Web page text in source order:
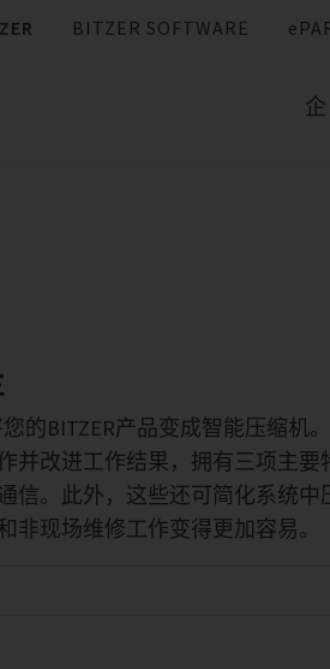
BITZER SOFTWARE
您的BITZER产品变成智能压缩机
并改进工作结果，拥有三项主要
信。此外，这些还可简化系统中
非现场维修工作变得更加容易。